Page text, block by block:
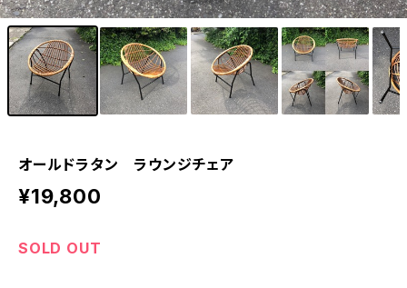
オールドラタン ラウンジチェア
¥19,800
SOLD OUT